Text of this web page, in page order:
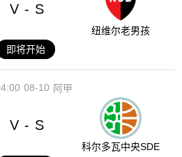
V - S
纽维尔老男孩
即将开始
08-10 阿甲
V - S
科尔多瓦中央SDE